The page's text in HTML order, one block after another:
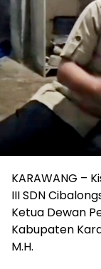
KARAWANG –
III SDN
Ketua Dewan
Kabupaten
M.H.